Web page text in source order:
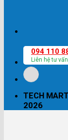
094 110
Liên hệ tư vấn
TECH
2026